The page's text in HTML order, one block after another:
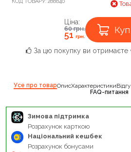
Ціна:
60грн.
51 грн.
За цю покупку ви отримаєте
Усе про товарОписХарактеристики
FAQ-питання
Зимова підтримка
Розрахунок карткою
Національний кешбек
Розрахунок бонусами